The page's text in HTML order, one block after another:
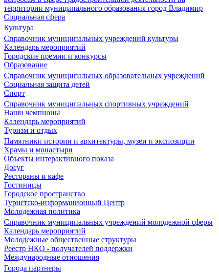
территории муниципального образования город Владимир
Социальная сфера
Культура
Справочник муниципальных учреждений культуры
Календарь мероприятий
Городские премии и конкурсы
Образование
Справочник муниципальных образовательных учреждений
Социальная защита детей
Спорт
Справочник муниципальных спортивных учреждений
Наши чемпионы
Календарь мероприятий
Туризм и отдых
Памятники истории и архитектуры, музеи и экспозиции
Храмы и монастыри
Объекты интерактивного показа
Досуг
Рестораны и кафе
Гостиницы
Городское пространство
Туристско-информационный Центр
Молодежная политика
Справочник муниципальных учреждений молодежной сферы
Календарь мероприятий
Молодежные общественные структуры
Реестр НКО - получателей поддержки
Международные отношения
Города партнеры